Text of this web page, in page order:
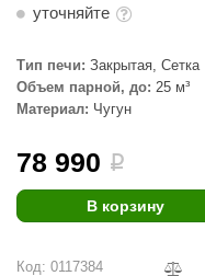
уточняйте
Тип печи: Закрытая, Сетка
Объем парной, до: 25 м³
Материал: Чугун
78 990 i
В корзину
Код: 0117384